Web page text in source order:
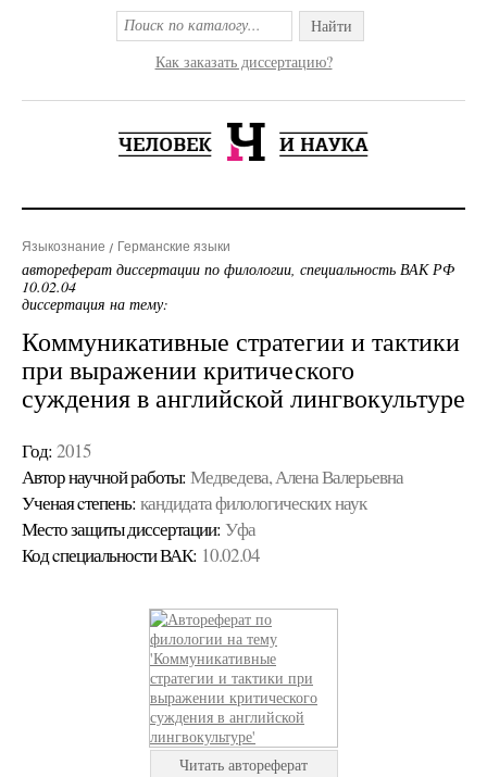
Найти
Как заказать диссертацию?
Языкознание Германские языки
автореферат диссертации по филологии, специальность ВАК РФ
10.02.04
диссертация на тему:
Коммуникативные стратегии и тактики
при выражении критического
суждения в английской лингвокультуре
Год: 2015
Автор научной работы: Медведева, Алена Валерьевна
Ученая cтепень: кандидата филологических наук
Место защиты диссертации: Уфа
Код cпециальности ВАК: 10.02.04
Читать автореферат